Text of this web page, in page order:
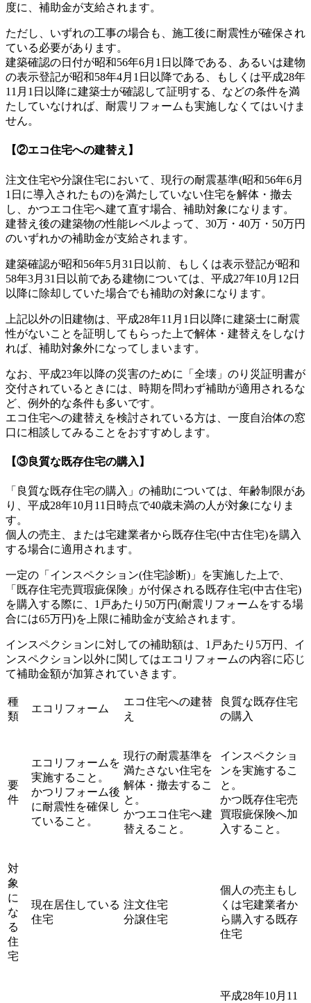
度に、補助金が支給されます。
ただし、いずれの工事の場合も、施工後に耐震性が確保され
ている必要があります。
建築確認の日付が昭和56年6月1日以降である、あるいは建物
の表示登記が昭和58年4月1日以降である、もしくは平成28年
11月1日以降に建築士が確認して証明する、などの条件を満
たしていなければ、耐震リフォームも実施しなくてはいけま
せん。
【②エコ住宅への建替え】
注文住宅や分譲住宅において、現行の耐震基準(昭和56年6月
1日に導入されたもの)を満たしていない住宅を解体・撤去
し、かつエコ住宅へ建て直す場合、補助対象になります。
建替え後の建築物の性能レベルよって、30万・40万・50万円
のいずれかの補助金が支給されます。
建築確認が昭和56年5月31日以前、もしくは表示登記が昭和
58年3月31日以前である建物については、平成27年10月12日
以降に除却していた場合でも補助の対象になります。
上記以外の旧建物は、平成28年11月1日以降に建築士に耐震
性がないことを証明してもらった上で解体・建替えをしなけ
れば、補助対象外になってしまいます。
なお、平成23年以降の災害のために「全壊」のり災証明書が
交付されているときには、時期を問わず補助が適用されるな
ど、例外的な条件も多いです。
エコ住宅への建替えを検討されている方は、一度自治体の窓
口に相談してみることをおすすめします。
【③良質な既存住宅の購入】
「良質な既存住宅の購入」の補助については、年齢制限があ
り、平成28年10月11日時点で40歳未満の人が対象になりま
す。
個人の売主、または宅建業者から既存住宅(中古住宅)を購入
する場合に適用されます。
一定の「インスペクション(住宅診断)」を実施した上で、
「既存住宅売買瑕疵保険」が付保される既存住宅(中古住宅)
を購入する際に、1戸あたり50万円(耐震リフォームをする場
合には65万円)を上限に補助金が支給されます。
インスペクションに対しての補助額は、1戸あたり5万円、イ
ンスペクション以外に関してはエコリフォームの内容に応じ
て補助金額が加算されていきます。
種
類
エコリフォーム
エコ住宅への建替
え
良質な既存住宅
の購入
要
件
エコリフォームを
実施すること。
かつリフォーム後
に耐震性を確保し
ていること。
現行の耐震基準を
満たさない住宅を
解体・撤去するこ
と。
かつエコ住宅へ建
替えること。
インスペクショ
ンを実施するこ
と。
かつ既存住宅売
買瑕疵保険へ加
入すること。
対
象
に
な
る
住
宅
現在居住している
住宅
注文住宅
分譲住宅
個人の売主もし
くは宅建業者か
ら購入する既存
住宅
平成28年10月11